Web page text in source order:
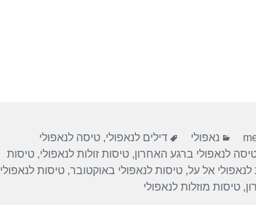
קטגוריות
נאפולי תגיות
דילים לנאפולי,טיסה לנאפולי
לנאפולי ברגע האחרון,טיסות זולות לנאפולי,טיסות
לנאפולי אל על,טיסות לנאפולי באוקטובר,טיסות לנאפולי
,טיסות מוזלות לנאפולי